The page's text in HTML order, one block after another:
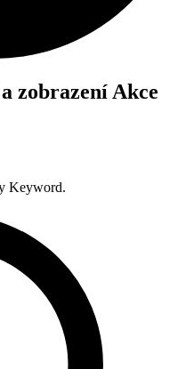
zobrazení Akce
Keyword.